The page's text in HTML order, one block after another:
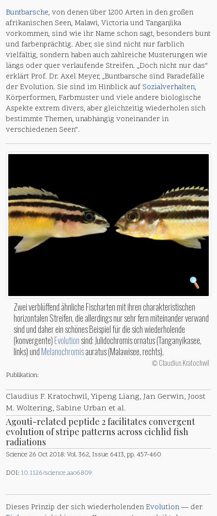
Buntbarsche, von denen über 1200 Arten in den großen
afrikanischen Seen, Malawi, Victoria und Tanganjika
vorkommen, sind wie ihr Name schon sagt, besonders bunt
und farbenprächtig. Aber, sie sind nicht nur farblich
vielfältig, sondern haben auch zahlreiche Musterungen wie
längs oder quer verlaufende Streifen. „Doch nicht nur das“
erklärt Prof. Dr. Axel Meyer, „Buntbarsche sind Paradefälle
der Evolution. Sie sind im Hinblick auf Sozialverhalten,
Körperformen, Farbmuster und viele andere biologische
Aspekte extrem divers, aber gleichzeitig wiederholen sich
bestimmte Themen, unabhängig voneinander in
verschiedenen Seen“.
Zwei verblüffend ähnliche Fischarten mit ihren charakteristischen
horizontalen Streifen, die allerdings nur sehr fern miteinander verwand
sind und daher ein schönes Beispiel für die sich wiederholende
(konvergente)Evolutionsind: Julidochromis ornatus (Tanganyikasee,
links) undMelanochromisauratus (Malawisee, rechts).
© Claudius Kratochwil
Publikation:
Claudius F. Kratochwil, Yipeng Liang, Jan Gerwin, Joost
M. Woltering, Sabine Urban et al.
Agouti-related peptide 2 facilitates convergent
evolution of stripe patterns across cichlid fish
radiations
Science 26 Oct 2018: Vol. 362, Issue 6413, pp. 457-460
DOI: 10.1126/science.aao6809
Dieses Prinzip der sich wiederholenden Evolution— der